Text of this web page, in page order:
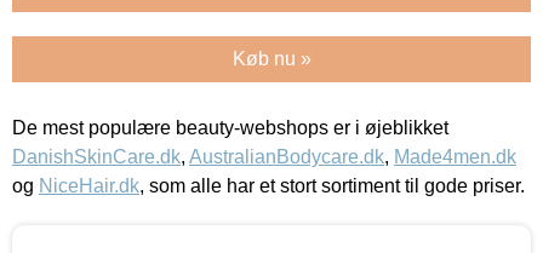
Køb nu »
De mest populære beauty-webshops er i øjeblikket
DanishSkinCare.dk, AustralianBodycare.dk, Made4men.dk
og NiceHair.dk, som alle har et stort sortiment til gode priser.